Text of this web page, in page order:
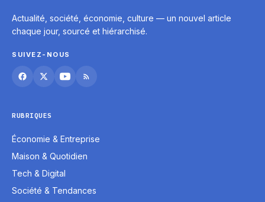
Actualité, société, économie, culture — un nouvel article
chaque jour, sourcé et hiérarchisé.
SUIVEZ-NOUS
RUBRIQUES
Économie & Entreprise
Maison & Quotidien
Tech & Digital
Société & Tendances